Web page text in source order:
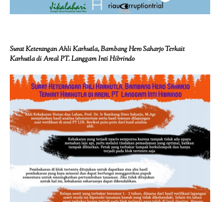
Surat Keterangan Ahli Karhutla, Bambang Hero Saharjo Terkait
Karhutla di Areal PT. Langgam Inti Hibrindo